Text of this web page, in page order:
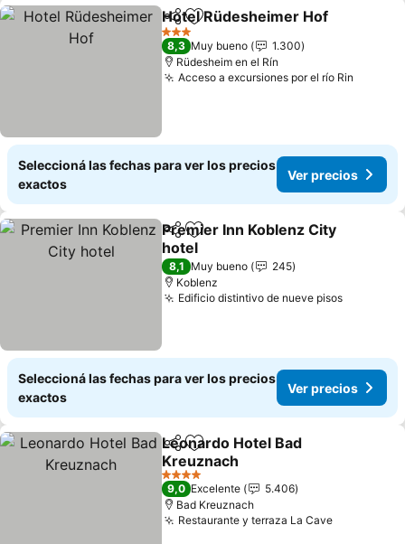
CompartirAñadir a favoritos
Hotel Rüdesheimer Hof
3 Estrellas
8,3 Muy bueno
1.300
Rüdesheim en el Rín
Acceso a excursiones por el río Rin
Seleccioná las fechas para ver los precios
exactos
Ver precios
CompartirAñadir a favoritos
Premier Inn Koblenz City
hotel
Ver precios
8,1 Muy bueno
245
Koblenz
Edificio distintivo de nueve pisosVer
Seleccioná las fechas para ver los precios
exactos
Ver precios
CompartirAñadir a favoritos
Leonardo Hotel Bad
Kreuznach
Ver precios
4 Estrellas
9,0 Excelente
5.406
Bad Kreuznach
Restaurante y terraza La CaveVer